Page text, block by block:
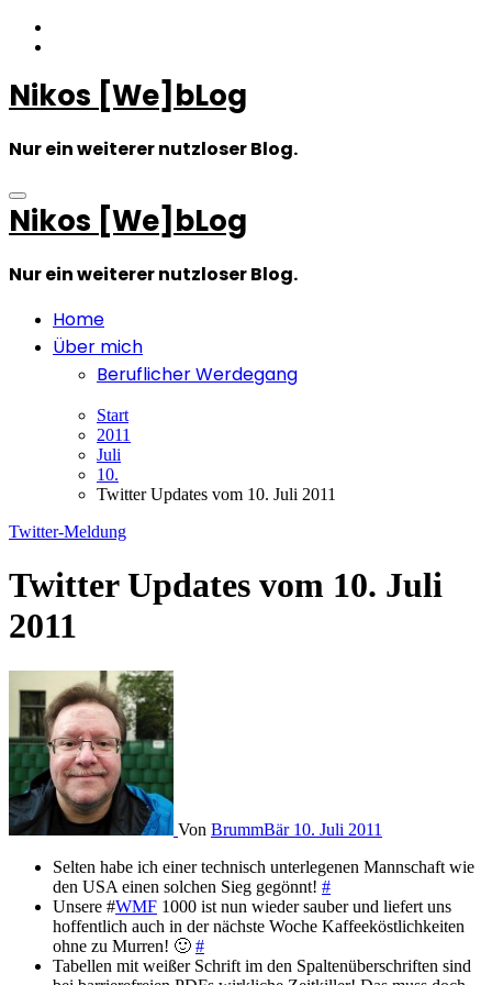
Zum
Inhalt
Nikos [We]bLog
Nur ein weiterer nutzloser Blog.
Nikos [We]bLog
Nur ein weiterer nutzloser Blog.
Home
Über mich
Beruflicher Werdegang
Start
2011
Juli
10.
Twitter Updates vom 10. Juli 2011
Twitter-Meldung
Twitter Updates vom 10. Juli
2011
Von BrummBär 10. Juli 2011
Selten habe ich einer technisch unterlegenen Mannschaft wie
den USA einen solchen Sieg gegönnt! #
Unsere #WMF 1000 ist nun wieder sauber und liefert uns
hoffentlich auch in der nächste Woche Kaffeeköstlichkeiten
ohne zu Murren! 🙂 #
Tabellen mit weißer Schrift im den Spaltenüberschriften sind